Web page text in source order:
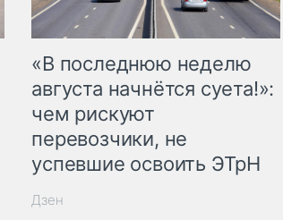
«В последнюю неделю
августа начнётся суета!»:
чем рискуют
перевозчики, не
успевшие освоить ЭТрН
Дзен